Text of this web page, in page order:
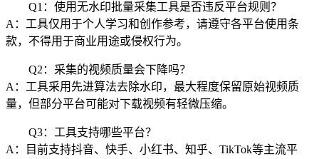
Q1：使用无水印批量采集工具是否违反平台规则？
A：工具仅用于个人学习和创作参考，请遵守各平台使用条
款，不得用于商业用途或侵权行为。
Q2：采集的视频质量会下降吗？
A：工具采用先进算法去除水印，最大程度保留原始视频质
量，但部分平台可能对下载视频有轻微压缩。
Q3：工具支持哪些平台？
A：目前支持抖音、快手、小红书、知乎、TikTok等主流平